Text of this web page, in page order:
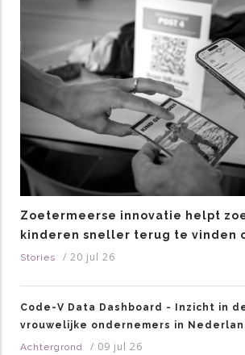
Zoetermeerse innovatie helpt
kinderen sneller terug te vinden
Stories / 20 jul 26
Code-V Data Dashboard - Inzicht in
vrouwelijke ondernemers in
Achtergrond
/ 09 jul 26